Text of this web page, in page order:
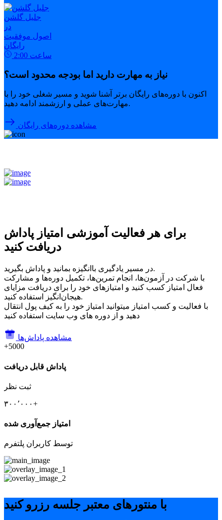
جلیل گلشن
در
اصول موفقیت
رایگان
2:00 ساعت
نیاز به مهارت دارید اما بودجه محدود است؟
اکنون با دوره‌های رایگان برتر آشنا شوید و مسیر شغلی خود را با
مهارت‌های عملی و ارزشمند ادامه دهید.
مشاهده دوره‌های رایگان
برای هر فعالیت آموزشی امتیاز پاداش
دریافت کنید
در مسیر یادگیری باانگیزه بمانید و پاداش بگیرید.
با شرکت در آزمون‌ها، انجام تمرین‌ها، تکمیل دوره‌ها و مشارکت
فعال امتیاز کسب کنید و امتیازهای خود را برای دریافت مزایای
هیجان‌انگیز استفاده کنید.
با فعالیت و کسب امتیاز میتوانید امتیاز خود را به کیف پول انتقال
دهید و از دوره های وب سایت استفاده کنید
مشاهده پاداش‌ها
+5000
پاداش قابل دریافت
ثبت نظر
۳۰۰٬۰۰۰+
امتیاز جمع‌آوری شده
توسط کاربران پلتفرم
با منتورهای معتبر جلسه رزرو کنید